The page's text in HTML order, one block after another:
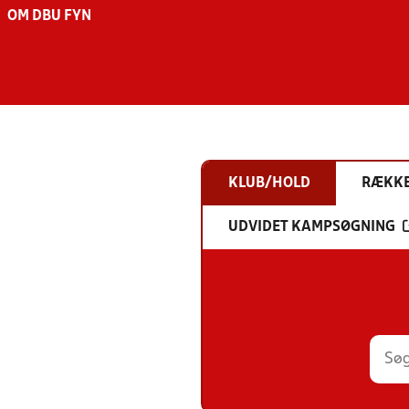
OM DBU FYN
KLUB/HOLD
UDVIDET KAMPSØGNING